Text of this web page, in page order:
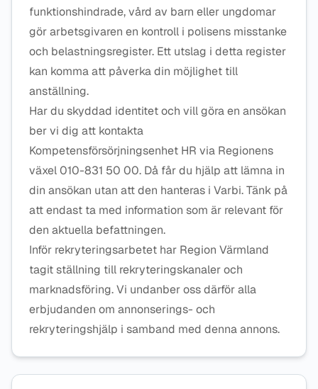
funktionshindrade, vård av barn eller ungdomar
gör arbetsgivaren en kontroll i polisens misstanke
och belastningsregister. Ett utslag i detta register
kan komma att påverka din möjlighet till
anställning.
Har du skyddad identitet och vill göra en ansökan
ber vi dig att kontakta
Kompetensförsörjningsenhet HR via Regionens
växel 010-831 50 00. Då får du hjälp att lämna in
din ansökan utan att den hanteras i Varbi. Tänk på
att endast ta med information som är relevant för
den aktuella befattningen.
Inför rekryteringsarbetet har Region Värmland
tagit ställning till rekryteringskanaler och
marknadsföring. Vi undanber oss därför alla
erbjudanden om annonserings- och
rekryteringshjälp i samband med denna annons.